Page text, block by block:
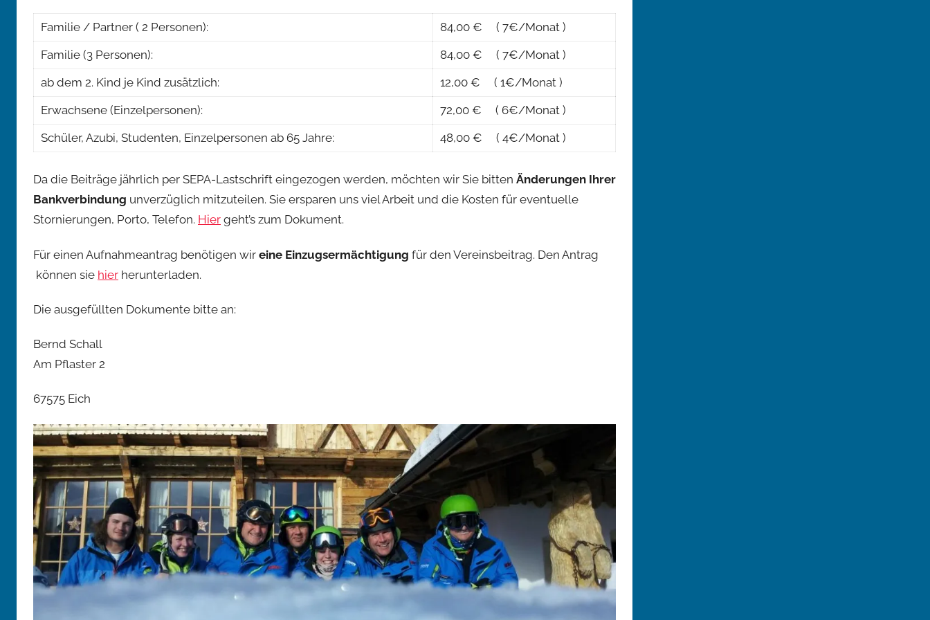
Familie / Partner ( 2 Personen):
84,00 € ( 7€/Monat )
Familie (3 Personen):
84,00 € ( 7€/Monat )
ab dem 2. Kind je Kind zusätzlich:
12,00 € ( 1€/Monat )
Erwachsene (Einzelpersonen):
72,00 € ( 6€/Monat )
Schüler, Azubi, Studenten, Einzelpersonen ab 65 Jahre:
48,00 € ( 4€/Monat )
Da die Beiträge jährlich per SEPA-Lastschrift eingezogen werden, möchten wir Sie bitten Änderungen Ihrer
Bankverbindung unverzüglich mitzuteilen. Sie ersparen uns viel Arbeit und die Kosten für eventuelle
Stornierungen, Porto, Telefon. Hier geht’s zum Dokument.
Für einen Aufnahmeantrag benötigen wir eine Einzugsermächtigung für den Vereinsbeitrag. Den Antrag
können sie hier herunterladen.
Die ausgefüllten Dokumente bitte an:
Bernd Schall
Am Pflaster 2
67575 Eich